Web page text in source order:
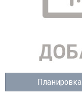
Планировка